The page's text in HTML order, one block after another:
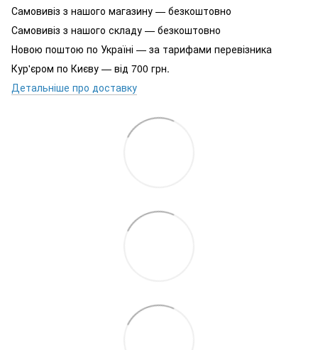
Самовивіз з нашого магазину — безкоштовно
Самовивіз з нашого складу — безкоштовно
Новою поштою по Україні — за тарифами перевізника
Кур'єром по Києву — від 700 грн.
Детальніше про доставку